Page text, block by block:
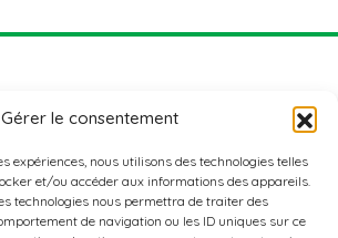
Gérer le consentement
expériences, nous utilisons des technologies telles
et/ou accéder aux informations des appareils.
technologies nous permettra de traiter des
de navigation ou les ID uniques sur ce